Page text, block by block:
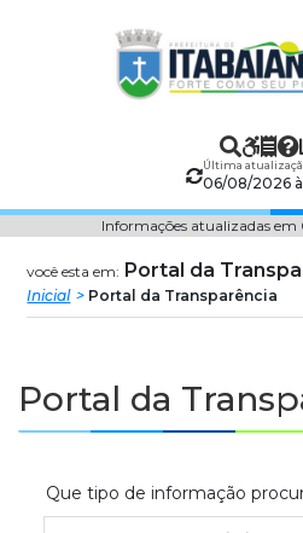
Prefeitura
Municipal
Itabaiana
Última
06/08/2026
Informações atualizadas em
você esta em: Portal da
Inicial Portal da Transparência
Portal da
Que tipo de informação